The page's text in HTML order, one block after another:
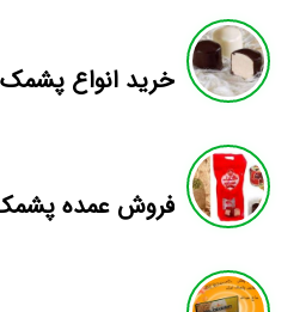
خرید انواع پشمک